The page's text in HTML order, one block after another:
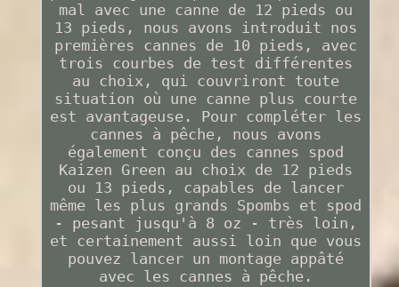
mal avec une canne de 12 pieds ou
13 pieds, nous avons introduit nos
premières cannes de 10 pieds, avec
trois courbes de test différentes
au choix, qui couvriront toute
situation où une canne plus courte
est avantageuse. Pour compléter les
cannes à pêche, nous avons
également conçu des cannes spod
Kaizen Green au choix de 12 pieds
ou 13 pieds, capables de lancer
même les plus grands Spombs et spod
- pesant jusqu'à 8 oz - très loin,
et certainement aussi loin que vous
pouvez lancer un montage appâté
avec les cannes à pêche.